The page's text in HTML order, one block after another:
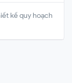
kế quy hoạch